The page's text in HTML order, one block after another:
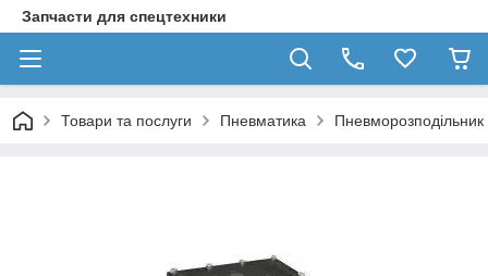
Запчасти для спецтехники
Товари та послуги Пневматика Пневморозподільник